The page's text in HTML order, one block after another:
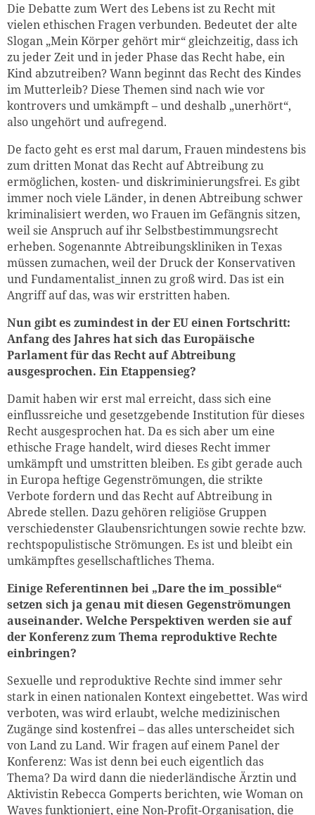
Die Debatte zum Wert des Lebens ist zu Recht mit
vielen ethischen Fragen verbunden. Bedeutet der alte
Slogan „Mein Körper gehört mir“ gleichzeitig, dass ich
zu jeder Zeit und in jeder Phase das Recht habe, ein
Kind abzutreiben? Wann beginnt das Recht des Kindes
im Mutterleib? Diese Themen sind nach wie vor
kontrovers und umkämpft – und deshalb „unerhört“,
also ungehört und aufregend.
De facto geht es erst mal darum, Frauen mindestens bis
zum dritten Monat das Recht auf Abtreibung zu
ermöglichen, kosten- und diskriminierungsfrei. Es gibt
immer noch viele Länder, in denen Abtreibung schwer
kriminalisiert werden, wo Frauen im Gefängnis sitzen,
weil sie Anspruch auf ihr Selbstbestimmungsrecht
erheben. Sogenannte Abtreibungskliniken in Texas
müssen zumachen, weil der Druck der Konservativen
und Fundamentalist_innen zu groß wird. Das ist ein
Angriff auf das, was wir erstritten haben.
Nun gibt es zumindest in der EU einen Fortschritt:
Anfang des Jahres hat sich das Europäische
Parlament für das Recht auf Abtreibung
ausgesprochen. Ein Etappensieg?
Damit haben wir erst mal erreicht, dass sich eine
einflussreiche und gesetzgebende Institution für dieses
Recht ausgesprochen hat. Da es sich aber um eine
ethische Frage handelt, wird dieses Recht immer
umkämpft und umstritten bleiben. Es gibt gerade auch
in Europa heftige Gegenströmungen, die strikte
Verbote fordern und das Recht auf Abtreibung in
Abrede stellen. Dazu gehören religiöse Gruppen
verschiedenster Glaubensrichtungen sowie rechte bzw.
rechtspopulistische Strömungen. Es ist und bleibt ein
umkämpftes gesellschaftliches Thema.
Einige Referentinnen bei „Dare the im_possible“
setzen sich ja genau mit diesen Gegenströmungen
auseinander. Welche Perspektiven werden sie auf
der Konferenz zum Thema reproduktive Rechte
einbringen?
Sexuelle und reproduktive Rechte sind immer sehr
stark in einen nationalen Kontext eingebettet. Was wird
verboten, was wird erlaubt, welche medizinischen
Zugänge sind kostenfrei – das alles unterscheidet sich
von Land zu Land. Wir fragen auf einem Panel der
Konferenz: Was ist denn bei euch eigentlich das
Thema? Da wird dann die niederländische Ärztin und
Aktivistin Rebecca Gomperts berichten, wie Woman on
Waves funktioniert, eine Non-Profit-Organisation, die
Zum Warenkorb
weiter lesen Zum Warenkorb